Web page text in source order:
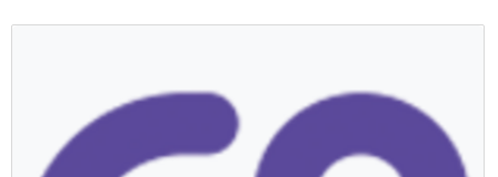
Colectivo Guau!
Colectivo ¡GUAU!, profesionales de la comunicación publicitaria.